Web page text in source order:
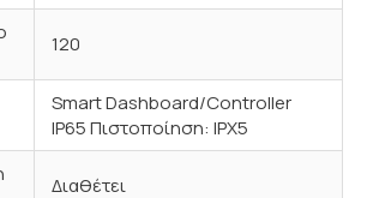
120
Smart Dashboard/Controller
IP65 Πιστοποίηση: IPX5
Διαθέτει